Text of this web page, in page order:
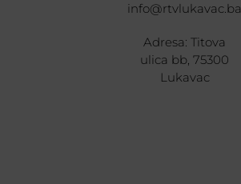
info@rtvlukavac.ba
Adresa: Titova
ulica bb, 75300
Lukavac